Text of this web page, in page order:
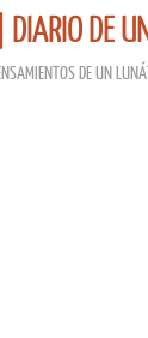
DE
DE UN